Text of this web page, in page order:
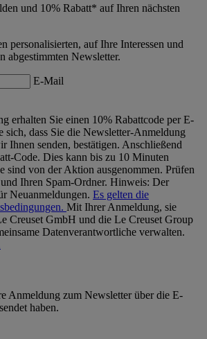
und 10% Rabatt* auf Ihren nächsten
personalisierten, auf Ihre Interessen und
abgestimmten Newsletter.
E-Mail
erhalten Sie einen 10% Rabattcode per E-
sich, dass Sie die Newsletter-Anmeldung
Ihnen senden, bestätigen. Anschließend
Code. Dies kann bis zu 10 Minuten
sind von der Aktion ausgenommen. Prüfen
Ihren Spam-Ordner. Hinweis: Der
Neuanmeldungen. Es gelten die
Mit Ihrer Anmeldung, sie
Creuset GmbH und die Le Creuset Group
Datenverantwortliche verwalten.
Anmeldung zum Newsletter über die E-
haben.